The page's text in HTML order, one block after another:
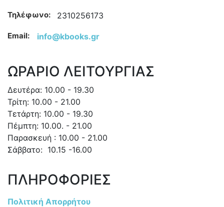
Τηλέφωνο: 2310256173
Email: info@kbooks.gr
ΩΡΑΡΙΟ ΛΕΙΤΟΥΡΓΙΑΣ
Δευτέρα: 10.00 - 19.30
Τρίτη: 10.00 - 21.00
Τετάρτη: 10.00 - 19.30
Πέμπτη: 10.00. - 21.00
Παρασκευή : 10.00 - 21.00
Σάββατο: 10.15 -16.00
ΠΛΗΡΟΦΟΡΙΕΣ
Πολιτική Απορρήτου